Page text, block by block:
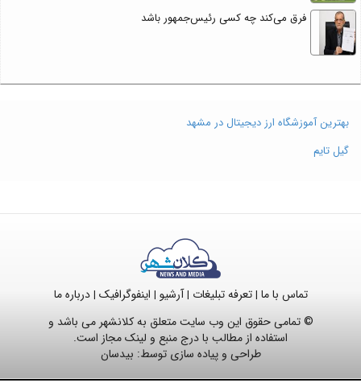
فرق می‌کند چه کسی رئیس‌جمهور باشد
بهترین آموزشگاه ارز دیجیتال در مشهد
گیل تایم
تماس با ما |تعرفه تبلیغات |آرشیو | اینفوگرافیک |درباره ما
© تمامی حقوق این وب سایت متعلق به کلانشهر می باشد و
استفاده از مطالب با درج منبع و لینک مجاز است.
طراحی و پیاده سازی توسط: بیدسان